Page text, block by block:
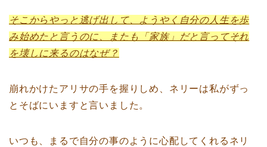
そこからやっと逃げ出して、ようやく自分の人生を歩
み始めたと言うのに、またも「家族」だと言ってそれ
を壊しに来るのはなぜ？
崩れかけたアリサの手を握りしめ、ネリーは私がずっ
とそばにいますと言いました。
いつも、まるで自分の事のように心配してくれるネリ